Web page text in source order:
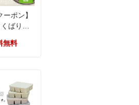
ポン】
ばりご
10食・1
かず セ
いしい 美
在宅勤
無料